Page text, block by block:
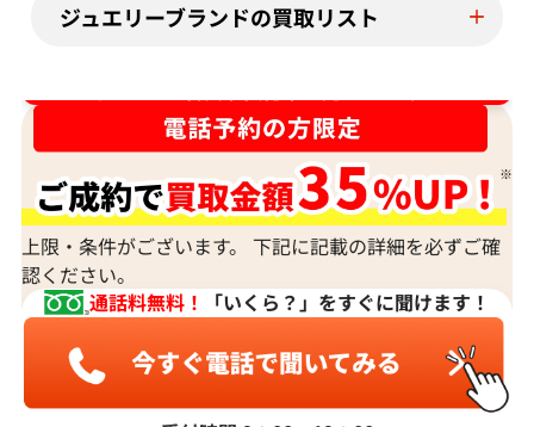
ジュエリーブランドの買取リスト
上限・条件がございます。 下記に記載の詳細を必ずご確
認ください。
通話料無料！
「いくら？」をすぐに聞けます！